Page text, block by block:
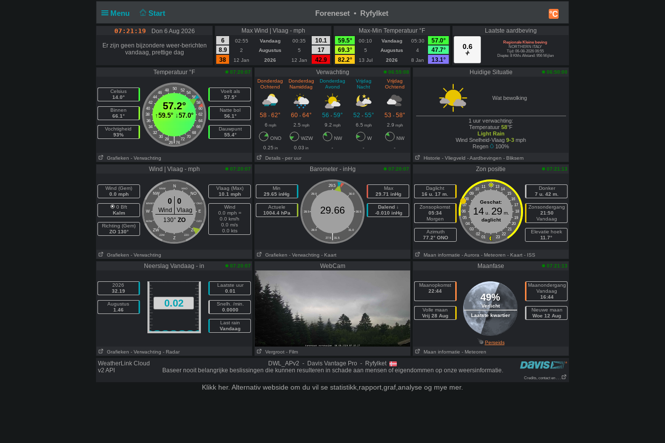
Menu Start °C
Foreneset • Ryfylket
07:21:20 Don 6 Aug 2026
Er zijn geen bijzondere weer-berichten
vandaag, prettige dag
Max Wind | Vlaag - mph
6
02:55 Vandaag 00:35
10.1
8.9
2 Augustus 5
17
38
12 Jan 2026 12 Jan 42.9
Max-Min Temperatuur °F
59.5°
00:10 Vandaag 05:30
57.0°
69.3°
5 Augustus 4
47.7°
82.2°
13 Jul 2026 8 Jan 13.1°
Laatste aardbeving
0.6
Regionale Kleine beving
NORTHERN ITALY
Tijd: 06-08-2026 06:55
Diepte: 8 KMs Afstand: 956 Mijlen
Temperatuur °F 07:20:07
Celsius
14.0°
Binnen
66.1°
Vochtigheid
93%
50
48 52
46
54
44
56
42
58
40
60
38
62
36
64
34
66
32
68
30
70
28 72
|
26 74
57.2°
↑59.5° ↓57.0°
Voelt als
57.5°
Natte bol
56.1°
Dauwpunt
55.4°
Grafieken - Verwachting
Verwachting
06:55:08
Donderdag
Ochtend
Donderdag
Namiddag
Donderdag
Avond
Vrijdag
Nacht
Vrijdag
Ochtend
58 - 62° 60- 64° 56 - 59° 52 - 55° 53 - 58°
6 mph 2.5 mph 9.2 mph 6.5 mph 2.9 mph
ONO WZW NW W
NW
0.25 in 0.03 in - -
-
Details - per uur
Huidige Situatie 06:50:00
Wat bewolking
1 uur verwachting:
Temperatuur 58°F
Light Rain
Wind Snelheid-Vlaag 9-3 mph
Regen
100%
Historie - Vliegveld - Aardbevingen - Bliksem
Wind | Vlaag - mph 07:20:07
Wind (Gem)
0.0 mph
0 Bft
Kalm
Richting (Gem)
ZO 130°
N
NNW NNO
NW NO
WNW ONO
W E
WZW OZO
ZW ZO
ZZW ZZO
Z
0 0
Wind
Vlaag
130° ZO
Vlaag (Max)
10.1 mph
Wind
0.0 mph =
0.0 km/h
0.0 m/s
0.0 kts
Grafieken - Verwachting
Barometer - inHg 07:20:07
Min
29.65 inHg
Actuele
1004.4 hPa
29.5
29.0 30.0
28.5 30.5
28.0 31.0
|
27.5 31.5
29.66
Max
29.71 inHg
Dalend ↓
-0.010 inHg
Grafieken - Verwachting - Kaart
Zon positie 07:21:13
Daglicht
16 u. 17 m.
Zonsopkomst
05:34
Morgen
Azimuth
77.2° ONO
11 13
10
14
09
15
08
16
07
17
06
18
05
19
04
20
03
21
02
22
01 23
Geschat:
14u. 29m.
daglicht
Donker
7 u. 42 m.
Zonsondergang
21:50
Vandaag
Elevatie hoek
11.7°
Maan informatie - Aurora - Meteoren - Kaart - ISS
Neerslag Vandaag - in 07:20:07
2026
32.19
Augustus
1.46
0.02
Laatste uur
0.01
Snelh. /min.
0.0000
Last rain
Vandaag
Grafieken - Verwachting - Radar
WebCam
Vergroot - Film
Maanfase 07:21:13
Maanopkomst
22:44
Volle maan
Vrij 28 Aug
49%
Verlicht
Laatste kwartier
Maanondergang
Vandaag
16:44
Nieuwe maan
Woe 12 Aug
Perseids
Maan informatie - Meteoren
WeatherLink Cloud
v2 API
DWL_APv2 - Davis Vantage Pro - Ryfylket
Baseer nooit belangrijke beslissingen die kunnen resulteren in schade aan mensen of eigendommen op onze weersinformatie.
Credits, contact en . . .
Klikk her. Alternativ webside om du vil se statistikk,rapport,graf,analyse og mye mer.